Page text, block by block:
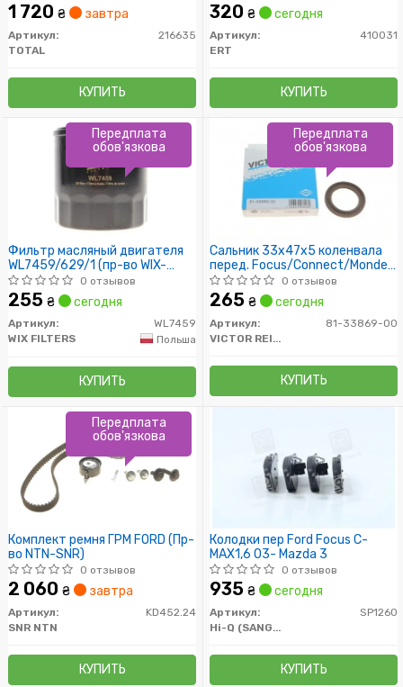
1 720 ₴ завтра
Артикул:
216635
TOTAL
КУПИТЬ
320 ₴ сегодня
Артикул:
410031
ERT
КУПИТЬ
Фильтр масляный двигателя
WL7459/629/1 (пр-во WIX-
Filtron)
0 отзывов
255 ₴ сегодня
Артикул:
WL7459
WIX FILTERS
Польша
КУПИТЬ
Передплата
обов'язкова
Сальник 33x47x5 коленвала
перед. Focus/Connect/Mondeo
1.4/1.6i 05-
0 отзывов
265 ₴ сегодня
Артикул:
81-33869-00
VICTOR REINZ
КУПИТЬ
Передплата
обов'язкова
Комплект ремня ГРМ FORD (Пр-
во NTN-SNR)
0 отзывов
2 060 ₴ завтра
Артикул:
KD452.24
SNR NTN
КУПИТЬ
Передплата
обов'язкова
Колодки пер Ford Focus C-
MAX1,6 03- Mazda 3
0 отзывов
935 ₴ сегодня
Артикул:
SP1260
Hi-Q (SANGSIN)
КУПИТЬ